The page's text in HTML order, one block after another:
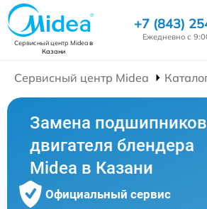
Сервисный центр Mideaв
Казани
+7 (843)
Ежедневно с
Сервисный центр Midea
Замена подшипников
двигателя блендера
Midea в Казани
Официальный сервис